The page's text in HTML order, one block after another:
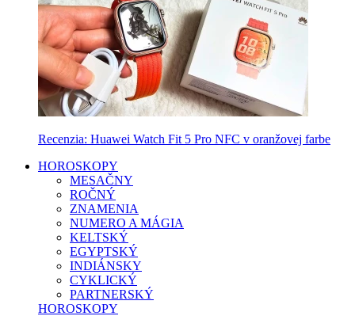
Recenzia: Huawei Watch Fit 5 Pro NFC v oranžovej farbe
HOROSKOPY
MESAČNY
ROČNÝ
ZNAMENIA
NUMERO A MÁGIA
KELTSKÝ
EGYPTSKÝ
INDIÁNSKY
CYKLICKÝ
PARTNERSKÝ
HOROSKOPY